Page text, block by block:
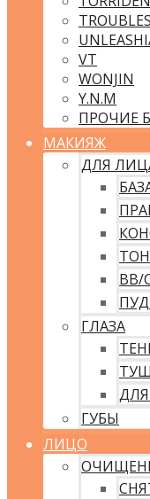
VT
WONJIN
Y.N.M
ПРОЧИЕ
МАКИЯЖ
ДЛЯ
ВВ/
ГЛАЗА
ГУБЫ
ЛИЦО